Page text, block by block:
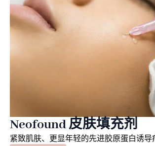
Neofound 皮肤填充剂
紧致肌肤、更显年轻的先进胶原蛋白诱导